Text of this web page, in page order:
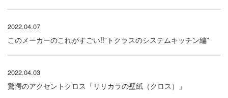
2022.04.07
このメーカーのこれがすごい!!”トクラスのシステムキッチン編”
2022.04.03
驚愕のアクセントクロス「リリカラの壁紙（クロス）」